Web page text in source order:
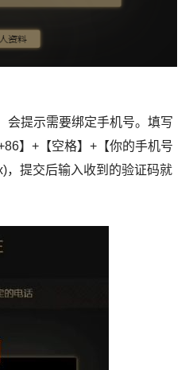
会提示需要绑定手机号。填写
】+【空格】+【你的手机号
，提交后输入收到的验证码就